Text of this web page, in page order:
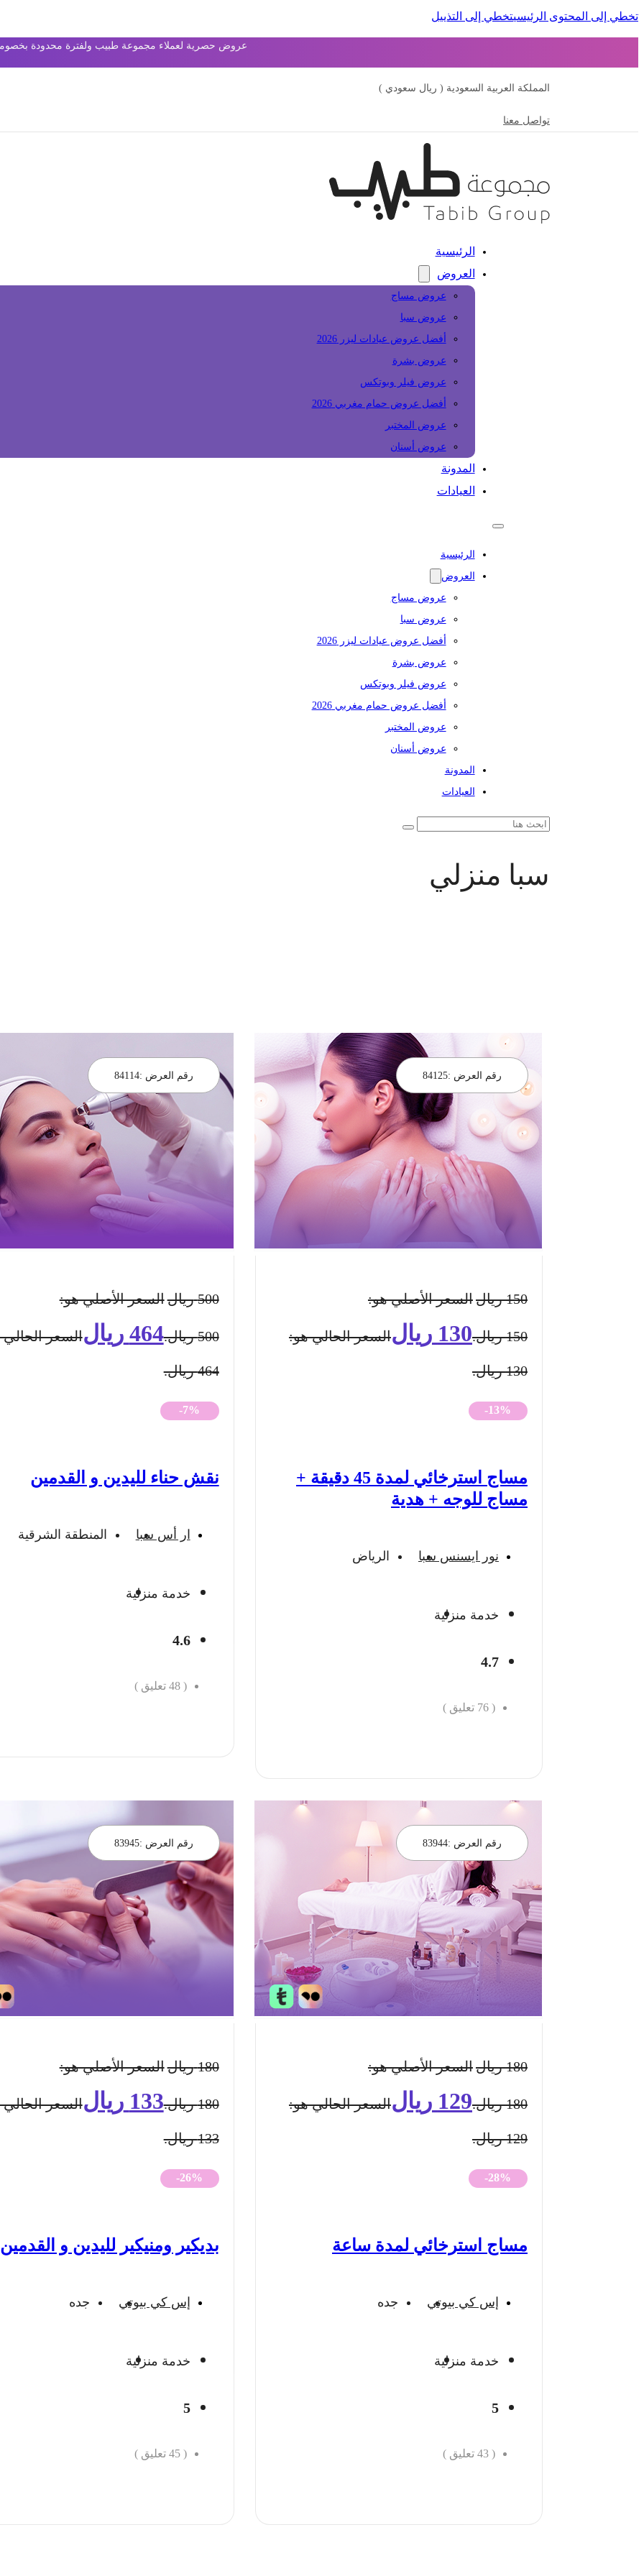
تخطي إلى المحتوى الرئيسيتخطي إلى التذييل
عروض حصرية لعملاء مجموعة طبيب ولفترة محدودة بخصومات
المملكة العربية السعودية ( ريال سعودي )
تواصل معنا
الرئيسية
العروض
عروض مساج
عروض سبا
أفضل عروض عيادات ليزر 2026
عروض بشرة
عروض فيلر وبوتكس
أفضل عروض حمام مغربي 2026
عروض المختبر
عروض أسنان
المدونة
العيادات
الرئيسية
العروض
عروض مساج
عروض سبا
أفضل عروض عيادات ليزر 2026
عروض بشرة
عروض فيلر وبوتكس
أفضل عروض حمام مغربي 2026
عروض المختبر
عروض أسنان
المدونة
العيادات
سبا منزلي
رقم العرض :84125
150 ريالالسعر الأصلي هو:
150 ريال. 130 ريالالسعر الحالي هو:
130 ريال.
-13%
مساج استرخائي لمدة 45 دقيقة +
مساج للوجه + هدية
نور ايسنس سبا الرياض
خدمة منزلية
4.7
(
76 تعليق )
رقم العرض :84114
500 ريالالسعر الأصلي هو:
500 ريال. 464 ريالالسعر
464 ريال.
-7%
نقش حناء لليدين و القدمين
ار أس سبا المنطقة الشرقية
خدمة منزلية
4.6
(
48 تعليق )
رقم العرض :83944
180 ريالالسعر الأصلي هو:
180 ريال. 129 ريالالسعر الحالي هو:
129 ريال.
-28%
مساج استرخائي لمدة ساعة
إس كي بيوتي جده
خدمة منزلية
5
(
43 تعليق )
رقم العرض :83945
180 ريالالسعر الأصلي هو:
180 ريال. 133 ريالالسعر
133 ريال.
-26%
بديكير ومنيكير لليدين و القدمين
إس كي بيوتي جده
خدمة منزلية
5
(
45 تعليق )